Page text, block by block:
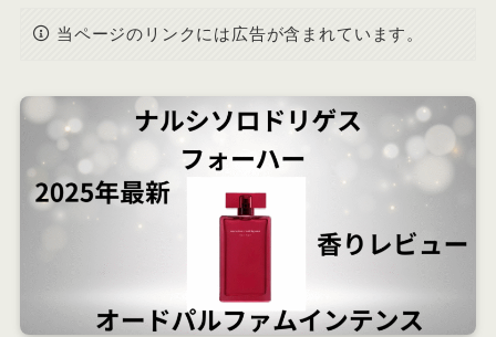
当ページのリンクには広告が含まれています。